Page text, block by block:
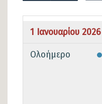
1 Ιανουαρίου 2026
Ολοήμερο